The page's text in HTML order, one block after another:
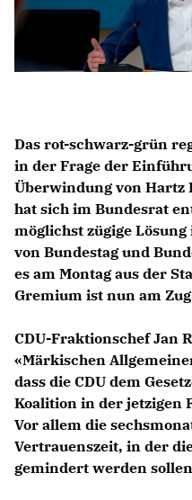
Das rot-schwarz-grün
in der Frage der
Überwindung von
hat sich im Bundesrat
möglichst zügige
von Bundestag und
es am Montag aus der
Gremium ist nun am
CDU-Fraktionschef Jan
«Märkischen
dass die CDU dem
Koalition in der jetzigen
Vor allem die
Vertrauenszeit, in der
gemindert werden